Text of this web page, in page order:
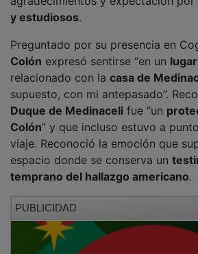
y estudiosos.
Colónexpresó sentirse “en un
relacionado con lacasa de
supuesto, con mi antepasado”.
Duque de Medinacelifue “un
Colón” y que incluso estuvo a
viaje. Reconoció la emoción que
espacio donde se conserva un
temprano del hallazgo americano.